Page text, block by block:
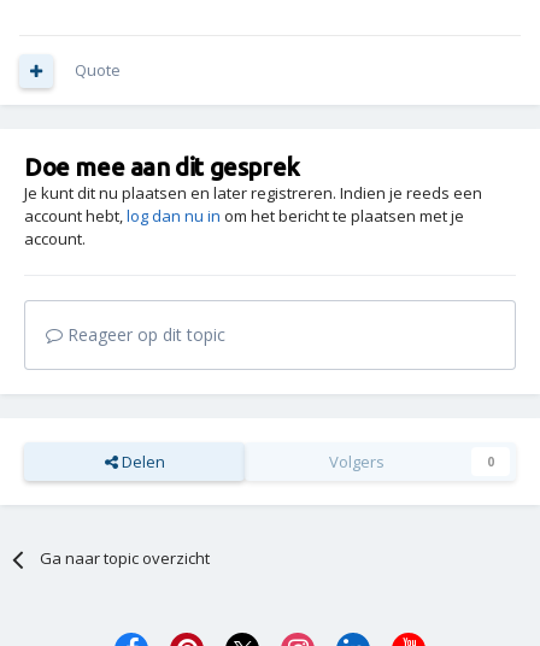
Quote
Doe mee aan dit gesprek
Je kunt dit nu plaatsen en later registreren. Indien je reeds een
account hebt,log dan nu in om het bericht te plaatsen met je
account.
Reageer op dit topic
Delen Volgers 0
Ga naar topic overzicht